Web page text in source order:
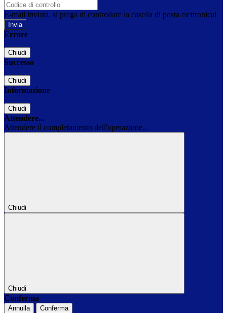
E-mail inviata, si prega di controllare la casella di posta elettronica!
Errore
Chiudi
Successo
Chiudi
Informazione
Chiudi
Attendere...
Attendere il completamento dell'operazione...
Chiudi
Chiudi
Conferma
Annulla Conferma